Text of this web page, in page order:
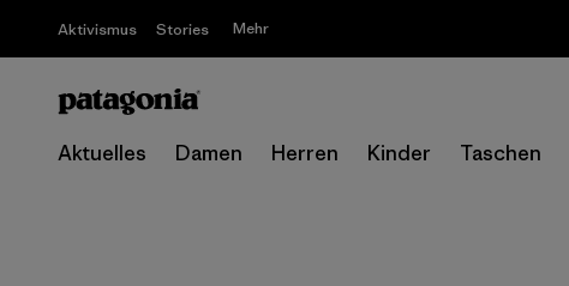
Aktivismus Stories Mehr
Aktuelles Damen Herren Kinder Taschen